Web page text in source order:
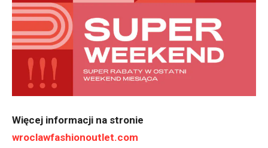
Więcej informacji na stronie
wroclawfashionoutlet.com